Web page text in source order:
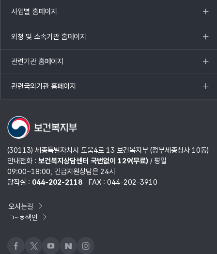
사업별 홈페이지
목록
열기
외청 및 소속기관 홈페이지
목록
열기
관련기관 홈페이지
목록
열기
관련국외기관 홈페이지
목록
열기
(30113) 세종특별자치시 도움4로 13 보건복지부 (정부세종청사 10동)
안내전화 : 보건복지상담센터 국번없이 129(무료)/ 평일
09:00~18:00, 긴급지원상담은 24시
당직실 : 044-202-2118 FAX : 044-202-3910
오시는길
ㄱ~ㅎ색인
페이스북
x 유튜브네이버블로그
인스타그램